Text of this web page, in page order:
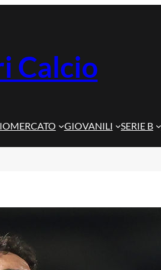
Calcio
GIOVANILI SERIE B